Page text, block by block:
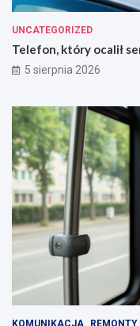
UNCATEGORIZED
Telefon, który ocalił
5 sierpnia 2026
KOMUNIKACJA REMONTY